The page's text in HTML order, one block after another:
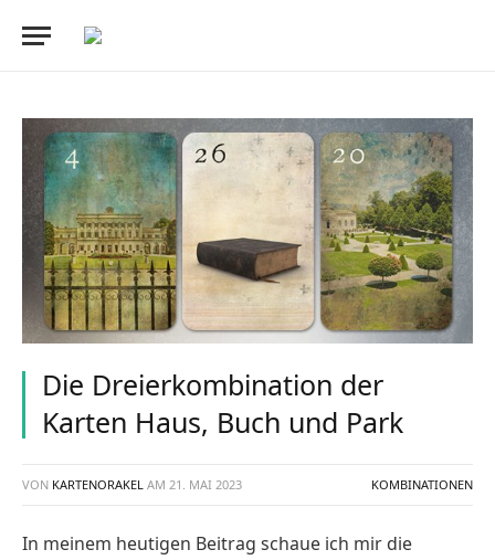
Die Dreierkombination der
Karten Haus, Buch und Park
VON KARTENORAKEL AM 21. MAI 2023 KOMBINATIONEN
In meinem heutigen Beitrag schaue ich mir die